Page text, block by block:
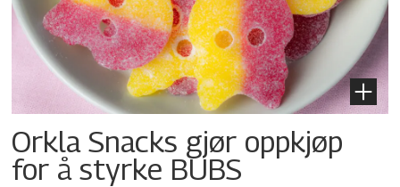
Orkla Snacks gjør oppkjøp
for å styrke BUBS